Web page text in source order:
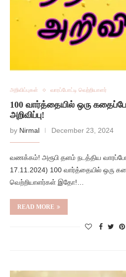
அறிவிப்புகள் வாரப்போட்டி வெற்றியாளர்
100 வார்த்தையில் ஒரு
அறிவிப்பு!
by Nirmal December 23, 2024
வணக்கம்! அரூபி தளம் நடத்திய
17.11.2024) 100 வார்த்தையில் ஒரு
வெற்றியாளர்கள் இதோ!…
READ MORE